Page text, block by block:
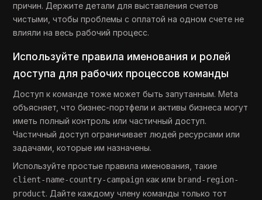
причин. Держите детали для выставления счетов
чистыми, чтобы проблемы с оплатой на одном счете не
влияли на весь рабочий процесс.
Используйте правила именования и ролей
доступа для рабочих процессов команды
Доступ к команде тоже может быть запутанным. Meta
объясняет, что бизнес-портфели и активы бизнеса могут
иметь полный контроль или частичный доступ.
Частичный доступ ограничивает людей ресурсами или
задачами, которые им назначены.
Используйте простые правила именования, такие
client-name-country-campaign как или brand-region-
product. Дайте каждому члену команды только тот